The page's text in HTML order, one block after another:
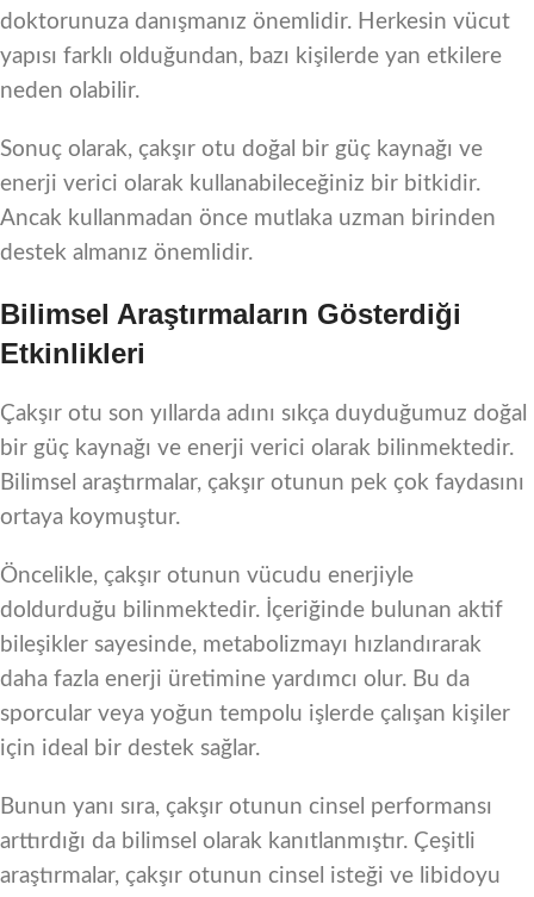
doktorunuza danışmanız önemlidir. Herkesin vücut
yapısı farklı olduğundan, bazı kişilerde yan etkilere
neden olabilir.
Sonuç olarak, çakşır otu doğal bir güç kaynağı ve
enerji verici olarak kullanabileceğiniz bir bitkidir.
Ancak kullanmadan önce mutlaka uzman birinden
destek almanız önemlidir.
Bilimsel Araştırmaların Gösterdiği
Etkinlikleri
Çakşır otu son yıllarda adını sıkça duyduğumuz doğal
bir güç kaynağı ve enerji verici olarak bilinmektedir.
Bilimsel araştırmalar, çakşır otunun pek çok faydasını
ortaya koymuştur.
Öncelikle, çakşır otunun vücudu enerjiyle
doldurduğu bilinmektedir. İçeriğinde bulunan aktif
bileşikler sayesinde, metabolizmayı hızlandırarak
daha fazla enerji üretimine yardımcı olur. Bu da
sporcular veya yoğun tempolu işlerde çalışan kişiler
için ideal bir destek sağlar.
Bunun yanı sıra, çakşır otunun cinsel performansı
arttırdığı da bilimsel olarak kanıtlanmıştır. Çeşitli
araştırmalar, çakşır otunun cinsel isteği ve libidoyu